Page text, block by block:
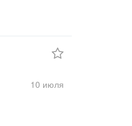
10 июля